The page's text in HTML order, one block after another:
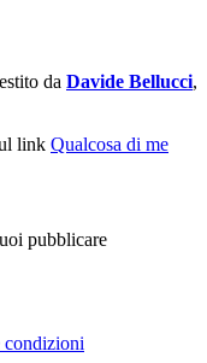
da Davide Bellucci,
link Qualcosa di me
pubblicare
condizioni